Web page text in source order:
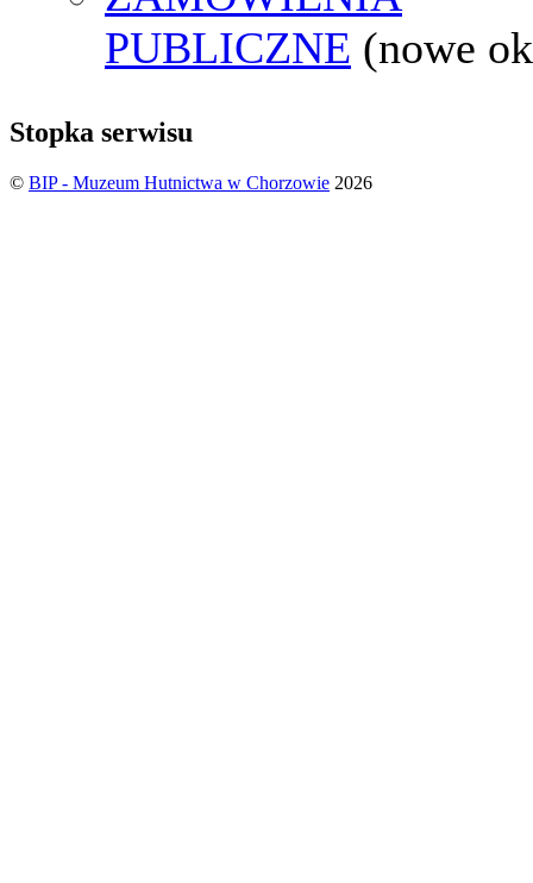
PUBLICZNE (nowe
Stopka serwisu
© BIP - Muzeum Hutnictwa w Chorzowie 2026